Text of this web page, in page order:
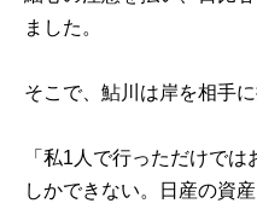
ました。
そこで、鮎川は岸を相手
「私1人で行っただけで
しかできない。日産の資